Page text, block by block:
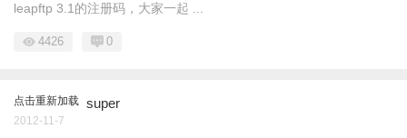
leapftp 3.1的注册码，大家一起 ...
4426 0
点击重新加载 super
2012-11-7